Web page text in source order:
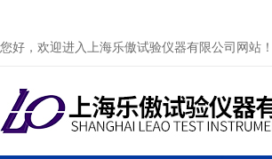
您好，欢迎进入上海乐傲试验仪器有限公司网站！